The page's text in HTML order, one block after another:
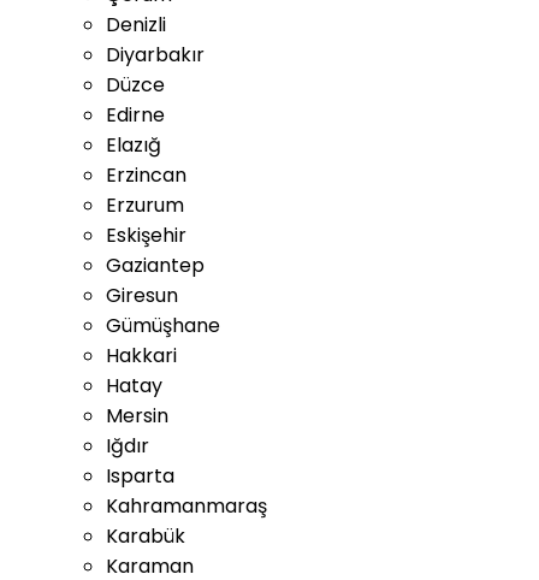
Denizli
Diyarbakır
Düzce
Edirne
Elazığ
Erzincan
Erzurum
Eskişehir
Gaziantep
Giresun
Gümüşhane
Hakkari
Hatay
Mersin
Iğdır
Isparta
Kahramanmaraş
Karabük
Karaman